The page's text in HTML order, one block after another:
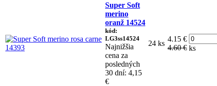
Super Soft
merino
oranž 14524
kód:
LG3ss14524
Najnižšia
cena za
posledných
30 dní: 4,15
€
24 ks
4.15 €
4.60 € ks